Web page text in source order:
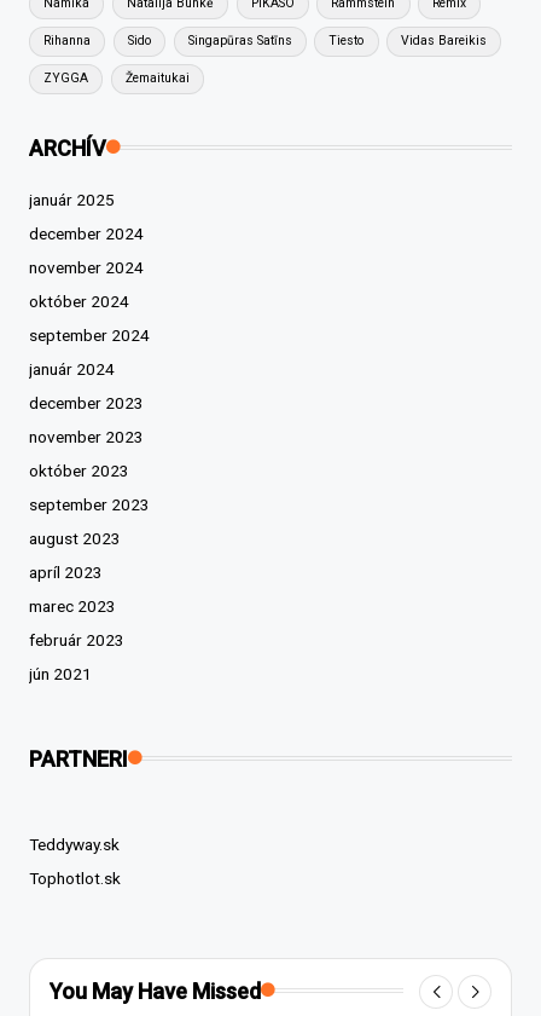
Namika Natalija Bunkė PIKASO Rammstein Remix
Rihanna Sido Singapūras Satīns Tiesto Vidas Bareikis
ZYGGA Žemaitukai
ARCHÍV
január 2025
december 2024
november 2024
október 2024
september 2024
január 2024
december 2023
november 2023
október 2023
september 2023
august 2023
apríl 2023
marec 2023
február 2023
jún 2021
PARTNERI
Teddyway.sk
Tophotlot.sk
You May Have Missed